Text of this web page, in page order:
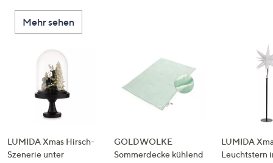
nach
unten
oder
wischen
Touch-
Geräten
links
bzw.
Mehr sehen
LUMIDA Xmas Hirsch-
Szenerie unter
GOLDWOLKE
Sommerdecke kühlend
LUMIDA
Leuchtstern